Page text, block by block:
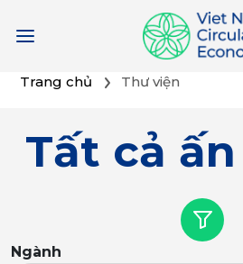
Trang chủ Thư viện
Tất cả
Ngành